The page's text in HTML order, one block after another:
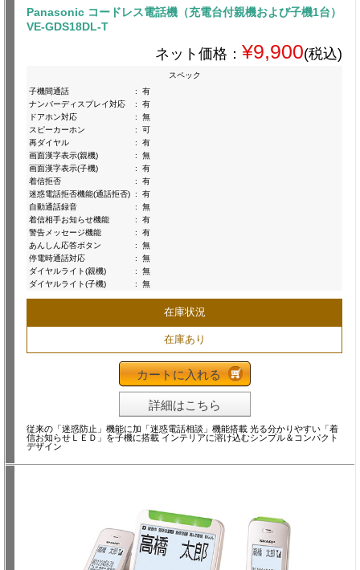
Panasonic コードレス電話機（充電台付親機および子機1台）
VE-GDS18DL-T
ネット価格： ¥9,900(税込)
スペック
子機間通話
:
有
ナンバーディスプレイ対応
:
有
ドアホン対応
:
無
スピーカーホン
:
可
再ダイヤル
:
有
画面漢字表示(親機)
:
無
画面漢字表示(子機)
:
有
着信拒否
:
有
迷惑電話拒否機能(通話拒否) :
有
自動通話録音
:
無
着信相手お知らせ機能
:
有
警告メッセージ機能
:
有
あんしん応答ボタン
:
無
停電時通話対応
:
無
ダイヤルライト(親機)
:
無
ダイヤルライト(子機)
: 無
在庫状況
在庫あり
カートに入れる
詳細はこちら
従来の「迷惑防止」機能に加「迷惑電話相談」機能搭載 光る分かりやすい「着
信お知らせＬＥＤ」を子機に搭載 インテリアに溶け込むシンプル＆コンパクト
デザイン